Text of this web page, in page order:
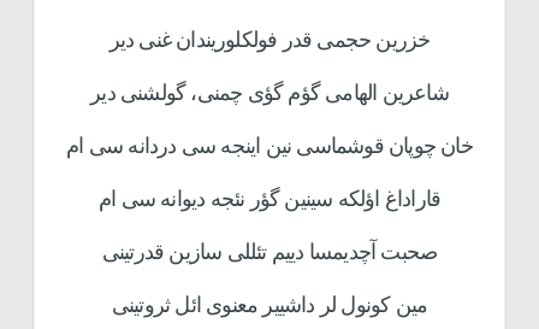
خزرین حجمی قدر فولکلوریندان غنی دیر
شاعرین الهامی گؤم گؤی چمنی، گولشنی دیر
خان چوپان قوشماسی نین اینجه سی دردانه سی ام
قاراداغ اؤلکه سینین گؤر نئجه دیوانه سی ام
صحبت آچدیمسا دییم تئللی سازین قدرتینی
مین کونول لر داشییر معنوی ائل ثروتینی